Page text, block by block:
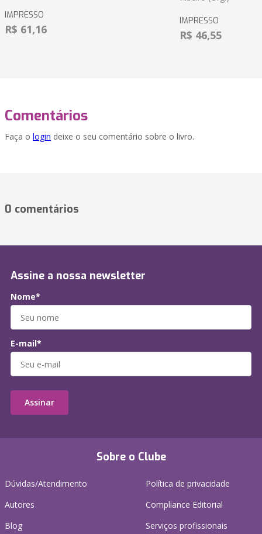
IMPRESSO
R$ 61,16
IMPRESSO
R$ 46,55
Comentários
Faça o login deixe o seu comentário sobre o livro.
0 comentários
Sobre o Clube
Dúvidas/Atendimento
Autores
Blog
Política de privacidade
Compliance Editorial
Serviços profissionais
Assine a nossa newsletter
Nome*
E-mail*
Assinar